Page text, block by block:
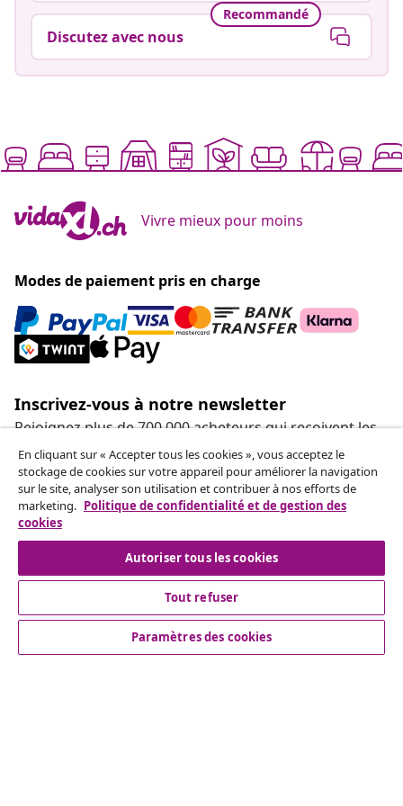
Recommandé
Discutez avec nous
Vivre mieux pour moins
Modes de paiement pris en charge
Inscrivez-vous à notre newsletter
Rejoignez plus de 700 000 acheteurs qui reçoivent les
offres hebdomadaires, les promotions saisonnières et
les nouveautés de vidaXL.
Nos comptes de réseaux sociaux
Service Clients
En cliquant sur « Accepter tous les cookies », vous acceptez le
stockage de cookies sur votre appareil pour améliorer la navigation
sur le site, analyser son utilisation et contribuer à nos efforts de
marketing. Politique de confidentialité et de gestion des
cookies
Autoriser tous les cookies
Tout refuser
Paramètres des cookies